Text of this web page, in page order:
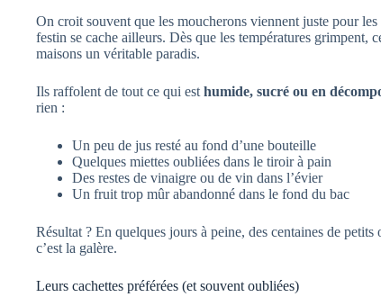
On croit souvent que les moucherons viennent juste pour
festin se cache ailleurs. Dès que les températures grimpent,
maisons un véritable paradis.
Ils raffolent de tout ce qui est humide, sucré ou en
rien :
Un peu de jus resté au fond d’une bouteille
Quelques miettes oubliées dans le tiroir à pain
Des restes de vinaigre ou de vin dans l’évier
Un fruit trop mûr abandonné dans le fond du bac
Résultat ? En quelques jours à peine, des centaines de
c’est la galère.
Leurs cachettes préférées (et souvent oubliées)